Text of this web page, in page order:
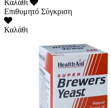
Καλάθι
Επιθυμητό Σύγκριση
Καλάθι